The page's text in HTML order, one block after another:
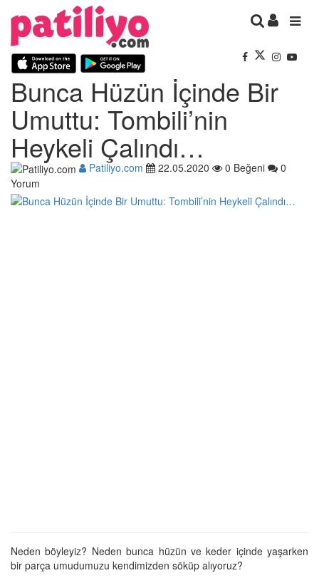
Bunca Hüzün İçinde Bir
Umuttu: Tombili’nin
Heykeli Çalındı…
Patiliyo.com 22.05.2020 0 Beğeni
0
Yorum
Neden böyleyiz? Neden bunca hüzün ve keder içinde yaşarken
bir parça umudumuzu kendimizden söküp alıyoruz?